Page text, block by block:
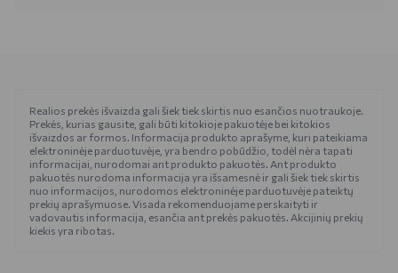
Realios prekės išvaizda gali šiek tiek skirtis nuo esančios nuotraukoje.
Prekės, kurias gausite, gali būti kitokioje pakuotėje bei kitokios
išvaizdos ar formos. Informacija produkto aprašyme, kuri pateikiama
elektroninėje parduotuvėje, yra bendro pobūdžio, todėl nėra tapati
informacijai, nurodomai ant produkto pakuotės. Ant produkto
pakuotės nurodoma informacija yra išsamesnė ir gali šiek tiek skirtis
nuo informacijos, nurodomos elektroninėje parduotuvėje pateiktų
prekių aprašymuose. Visada rekomenduojame perskaityti ir
vadovautis informacija, esančia ant prekės pakuotės. Akcijinių prekių
kiekis yra ribotas.